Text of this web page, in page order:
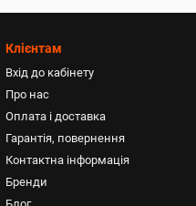
Клієнтам
Вхід до кабінету
Про нас
Оплата і доставка
Гарантія, повернення
Контактна інформація
Бренди